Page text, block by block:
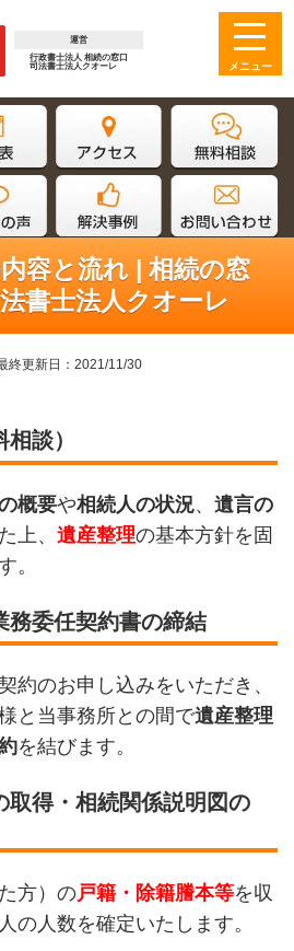
運営
行政書士法人 相続の窓口
司法書士法人クオーレ
容と流れ | 相続の窓
書士法人クオーレ
終更新日：2021/11/30
談）
概要や相続人の状況、 遺言の
上、 遺産整理の基本方針を固
。
委任契約書の締結
約のお申し込みをいただき、
と当事務所との間で遺産整理
を結びます。
得・相続関係説明図の
方）の戸籍・除籍謄本等を収
の人数を確定いたします。